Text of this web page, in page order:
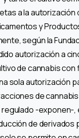
a la autorización
y
según la
autorización a
de cannabis con
sola autorización
de
-exponen-,
de derivados